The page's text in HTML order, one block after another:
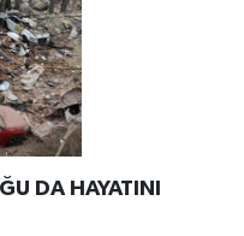
DA HAYATINI